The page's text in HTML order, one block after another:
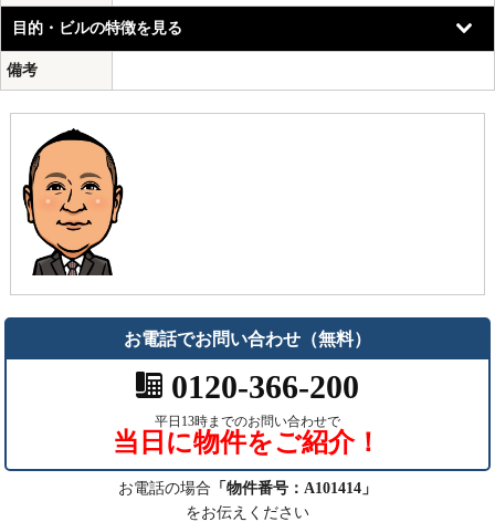
目的・ビルの特徴を見る
備考
お電話でお問い合わせ（無料）
0120-366-200
平日13時までのお問い合わせで
当日に物件をご紹介！
お電話の場合 「物件番号：A101414」
をお伝えください